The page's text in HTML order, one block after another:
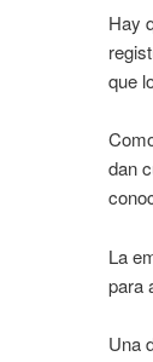
Hay
que
dan
La
para
Una